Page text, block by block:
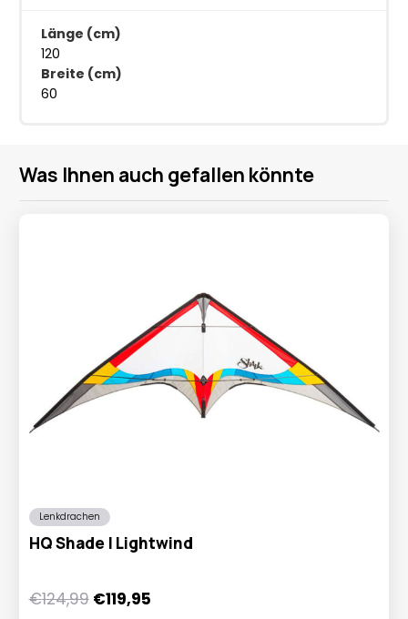
Länge (cm)
120
Breite (cm)
60
Was Ihnen auch gefallen könnte
Lenkdrachen
HQ Shade | Lightwind
€124,99 Ursprünglicher
€119,95Aktueller